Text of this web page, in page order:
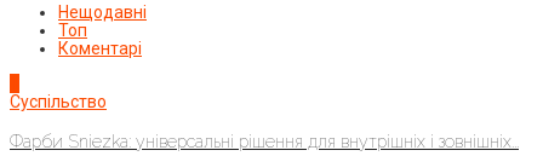
Нещодавні
Топ
Коментарі
Суспільство
Фарби Sniezka: універсальні рішення для внутрішніх і зовнішніх...